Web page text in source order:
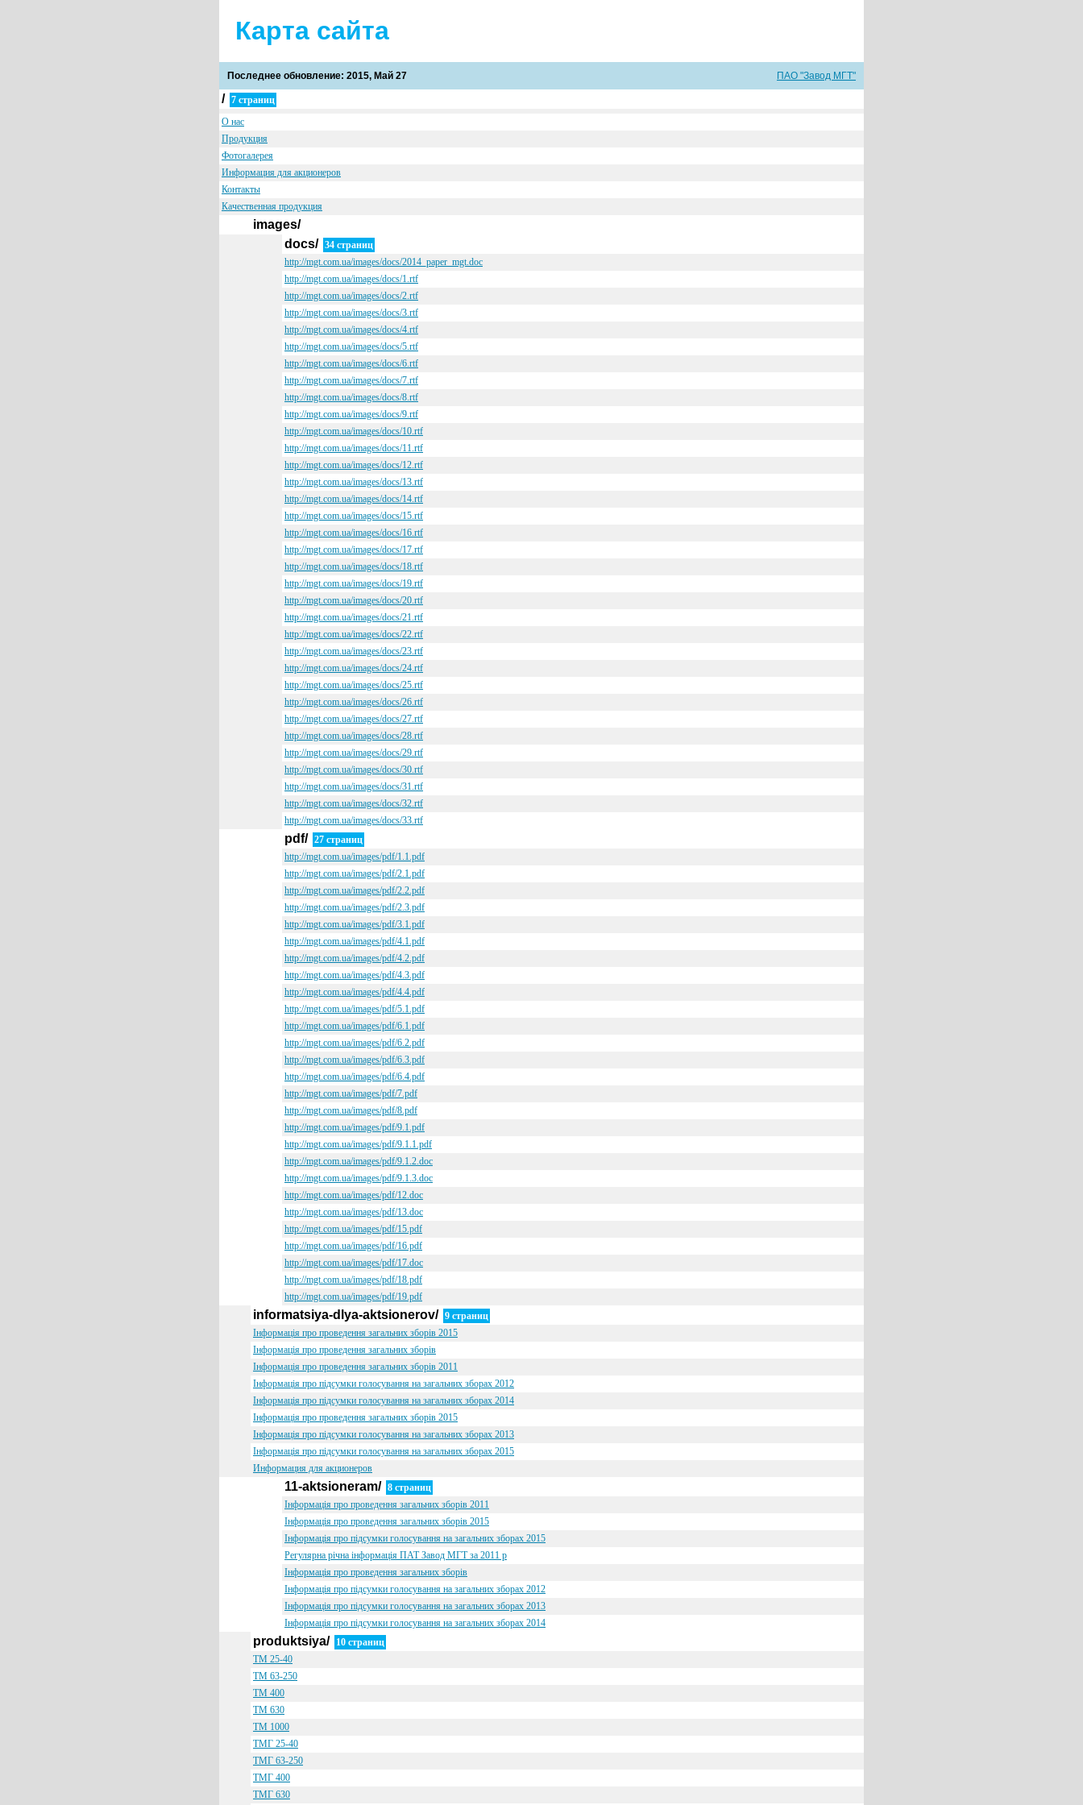
Карта сайта
ПАО "Завод МГТ"
Последнее обновление: 2015, Май 27
/ 7 страниц
О нас
Продукция
Фотогалерея
Информация для акционеров
Контакты
Качественная продукция
images/
docs/ 34 страниц
http://mgt.com.ua/images/docs/2014_paper_mgt.doc
http://mgt.com.ua/images/docs/1.rtf
http://mgt.com.ua/images/docs/2.rtf
http://mgt.com.ua/images/docs/3.rtf
http://mgt.com.ua/images/docs/4.rtf
http://mgt.com.ua/images/docs/5.rtf
http://mgt.com.ua/images/docs/6.rtf
http://mgt.com.ua/images/docs/7.rtf
http://mgt.com.ua/images/docs/8.rtf
http://mgt.com.ua/images/docs/9.rtf
http://mgt.com.ua/images/docs/10.rtf
http://mgt.com.ua/images/docs/11.rtf
http://mgt.com.ua/images/docs/12.rtf
http://mgt.com.ua/images/docs/13.rtf
http://mgt.com.ua/images/docs/14.rtf
http://mgt.com.ua/images/docs/15.rtf
http://mgt.com.ua/images/docs/16.rtf
http://mgt.com.ua/images/docs/17.rtf
http://mgt.com.ua/images/docs/18.rtf
http://mgt.com.ua/images/docs/19.rtf
http://mgt.com.ua/images/docs/20.rtf
http://mgt.com.ua/images/docs/21.rtf
http://mgt.com.ua/images/docs/22.rtf
http://mgt.com.ua/images/docs/23.rtf
http://mgt.com.ua/images/docs/24.rtf
http://mgt.com.ua/images/docs/25.rtf
http://mgt.com.ua/images/docs/26.rtf
http://mgt.com.ua/images/docs/27.rtf
http://mgt.com.ua/images/docs/28.rtf
http://mgt.com.ua/images/docs/29.rtf
http://mgt.com.ua/images/docs/30.rtf
http://mgt.com.ua/images/docs/31.rtf
http://mgt.com.ua/images/docs/32.rtf
http://mgt.com.ua/images/docs/33.rtf
pdf/ 27 страниц
http://mgt.com.ua/images/pdf/1.1.pdf
http://mgt.com.ua/images/pdf/2.1.pdf
http://mgt.com.ua/images/pdf/2.2.pdf
http://mgt.com.ua/images/pdf/2.3.pdf
http://mgt.com.ua/images/pdf/3.1.pdf
http://mgt.com.ua/images/pdf/4.1.pdf
http://mgt.com.ua/images/pdf/4.2.pdf
http://mgt.com.ua/images/pdf/4.3.pdf
http://mgt.com.ua/images/pdf/4.4.pdf
http://mgt.com.ua/images/pdf/5.1.pdf
http://mgt.com.ua/images/pdf/6.1.pdf
http://mgt.com.ua/images/pdf/6.2.pdf
http://mgt.com.ua/images/pdf/6.3.pdf
http://mgt.com.ua/images/pdf/6.4.pdf
http://mgt.com.ua/images/pdf/7.pdf
http://mgt.com.ua/images/pdf/8.pdf
http://mgt.com.ua/images/pdf/9.1.pdf
http://mgt.com.ua/images/pdf/9.1.1.pdf
http://mgt.com.ua/images/pdf/9.1.2.doc
http://mgt.com.ua/images/pdf/9.1.3.doc
http://mgt.com.ua/images/pdf/12.doc
http://mgt.com.ua/images/pdf/13.doc
http://mgt.com.ua/images/pdf/15.pdf
http://mgt.com.ua/images/pdf/16.pdf
http://mgt.com.ua/images/pdf/17.doc
http://mgt.com.ua/images/pdf/18.pdf
http://mgt.com.ua/images/pdf/19.pdf
informatsiya-dlya-aktsionerov/ 9 страниц
Інформація про проведення загальних зборів 2015
Інформація про проведення загальних зборів
Інформація про проведення загальних зборів 2011
Інформація про підсумки голосування на загальних зборах 2012
Інформація про підсумки голосування на загальних зборах 2014
Інформація про проведення загальних зборів 2015
Інформація про підсумки голосування на загальних зборах 2013
Інформація про підсумки голосування на загальних зборах 2015
Информация для акционеров
11-aktsioneram/ 8 страниц
Інформація про проведення загальних зборів 2011
Інформація про проведення загальних зборів 2015
Інформація про підсумки голосування на загальних зборах 2015
Регулярна рiчна iнформацiя ПАТ Завод МГТ за 2011 р
Інформація про проведення загальних зборів
Інформація про підсумки голосування на загальних зборах 2012
Інформація про підсумки голосування на загальних зборах 2013
Інформація про підсумки голосування на загальних зборах 2014
produktsiya/ 10 страниц
TM 25-40
TM 63-250
ТМ 400
ТМ 630
ТМ 1000
TMГ 25-40
TMГ 63-250
ТМГ 400
ТМГ 630